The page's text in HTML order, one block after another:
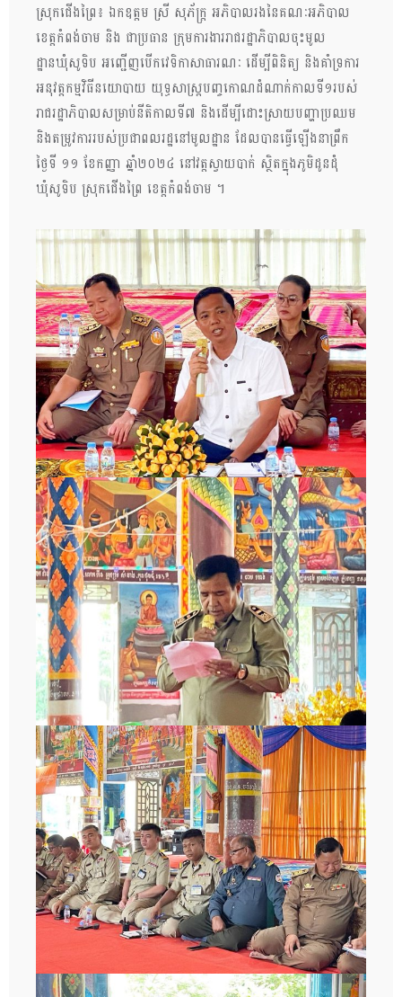
ស្រុកជេីងព្រៃ៖ ឯកឧត្ដម ស្រី សុភ័ក្ដ្រ អភិបាលរងនៃគណៈអភិបាល
ខេត្តកំពង់ចាម និង ជាប្រធាន ក្រុមការងាររាជរដ្ឋាភិបាលចុះមូល
ដ្ឋានឃុំសូទិប អញ្ជើញបេីកវេទិកាសាធារណៈ ដើម្បីពិនិត្យ និងគាំទ្រការ
អនុវត្តកម្មវិធីនយោបាយ យុទ្ធសាស្ត្របញ្ចកោណដំណាក់កាលទី១របស់
រាជរដ្ឋាភិបាលសម្រាប់នីតិកាលទី៧ និងដើម្បីដោះស្រាយបញ្ហាប្រឈម
និងតម្រូវការរបស់ប្រជាពលរដ្ឋនៅមូលដ្ឋាន ដែលបានធ្វេីឡេីងនាព្រឹក
ថ្ងៃទី ១១ ខែកញ្ញា ឆ្នាំ២០២៤ នៅវត្តស្វាយបាក់ ស្ថិតក្នុងភូមិដូនដុំ
ឃុំសូទិប ស្រុកជេីងព្រៃ ខេត្តកំពង់ចាម ។